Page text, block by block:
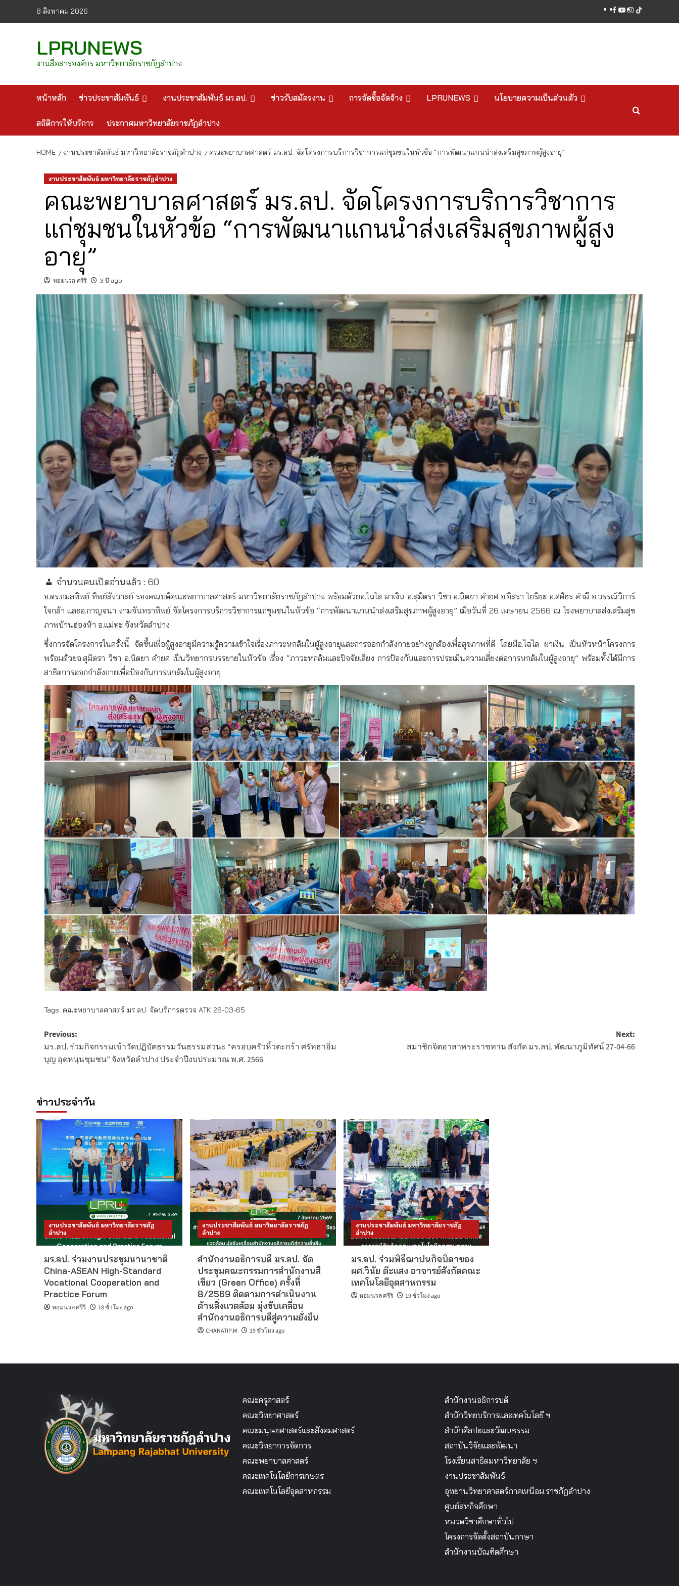
8 สิงหาคม 2026 facebook
youtube
instagram
tiktok
LPRUNEWS
งานสื่อสารองค์กร มหาวิทยาลัยราชภัฏลำปาง
หน้าหลัก ข่าวประชาสัมพันธ์ งานประชาสัมพันธ์ มร.ลป. ข่าวรับสมัครงาน การจัดซื้อจัดจ้าง LPRUNEWS นโยบายความเป็นส่วนตัว
สถิติการให้บริการ ประกาศมหาวิทยาลัยราชภัฏลำปาง
HOME งานประชาสัมพันธ์ มหาวิทยาลัยราชภัฏลำปาง คณะพยาบาลศาสตร์ มร.ลป. จัดโครงการบริการวิชาการแก่ชุมชนในหัวข้อ “การพัฒนาแกนนำส่งเสริมสุขภาพผู้สูงอายุ”
งานประชาสัมพันธ์ มหาวิทยาลัยราชภัฏลำปาง
คณะพยาบาลศาสตร์ มร.ลป. จัดโครงการบริการวิชาการ
แก่ชุมชนในหัวข้อ “การพัฒนาแกนนำส่งเสริมสุขภาพผู้สูง
อายุ”
หอมนวล ศรีริ 3 ปี ago
จำนวนคนเปิดอ่านแล้ว : 60
อ.ดร.กมลทิพย์ ทิพย์สังวาลย์ รองคณบดีคณะพยาบาลศาสตร์ มหาวิทยาลัยราชภัฏลำปาง พร้อมด้วยอ.ไฉไล ผาเงิน อ.สุมิตรา วิชา อ.นิตยา คำยศ อ.อิสรา โยริยะ อ.ศศิธร คำมี อ.วรรณ์วิการ์
ใจกล้า และอ.กาญจนา งามจันทราทิพย์ จัดโครงการบริการวิชาการแก่ชุมชนในหัวข้อ “การพัฒนาแกนนำส่งเสริมสุขภาพผู้สูงอายุ” เมื่อวันที่ 26 เมษายน 2566 ณ โรงพยาบาลส่งเสริมสุข
ภาพบ้านฮ่องห้า อ.แม่ทะ จังหวัดลำปาง
ซึ่งการจัดโครงการในครั้งนี้ จัดขึ้นเพื่อผู้สูงอายุมีความรู้ความเข้าใจเรื่องภาวะหกล้มในผู้สูงอายุและการออกกำลังกายอย่างถูกต้องเพื่อสุขภาพที่ดี โดยมีอ.ไฉไล ผาเงิน เป็นหัวหน้าโครงการ
พร้อมด้วยอ.สุมิตรา วิชา อ.นิตยา คำยศ เป็นวิทยากรบรรยายในหัวข้อ เรื่อง “ภาวะหกล้มและปัจจัยเสี่ยง การป้องกันและการประเมินความเสี่ยงต่อการหกล้มในผู้สูงอายุ” พร้อมทั้งได้มีการ
สาธิตการออกกำลังกายเพื่อป้องกันการหกล้มในผู้สูงอายุ
Tags: คณะพยาบาลศาสตร์ มร.ลป. จัดบริการตรวจ ATK 26-03-65
Post
navigation
Previous:
มร.ลป. ร่วมกิจกรรมเข้าวัดปฏิบัตธรรมวันธรรมสวนะ “ครอบครัวหิ้วตะกร้า ศรัทธาอิ่ม
บุญ อุดหนุนชุมชน” จังหวัดลำปาง ประจำปีงบประมาณ พ.ศ. 2566
Next:
สมาชิกจิตอาสาพระราชทาน สังกัด มร.ลป. พัฒนาภูมิทัศน์ 27-04-66
ข่าวประจำวัน
งานประชาสัมพันธ์ มหาวิทยาลัยราชภัฏ
ลำปาง
มร.ลป. ร่วมงานประชุมนานาชาติ
China-ASEAN High-Standard
Vocational Cooperation and
Practice Forum
หอมนวล ศรีริ 18 ชั่วโมง ago
งานประชาสัมพันธ์ มหาวิทยาลัยราชภัฏ
ลำปาง
สำนักงานอธิการบดี มร.ลป. จัด
ประชุมคณะกรรมการสำนักงานสี
เขียว (Green Office) ครั้งที่
8/2569 ติดตามการดำเนินงาน
ด้านสิ่งแวดล้อม มุ่งขับเคลื่อน
สำนักงานอธิการบดีสู่ความยั่งยืน
CHANATIP.M 19 ชั่วโมง ago
งานประชาสัมพันธ์ มหาวิทยาลัยราชภัฏ
ลำปาง
มร.ลป. ร่วมพิธีฌาปนกิจบิดาของ
ผศ.วินัย ต๊ะแสง อาจารย์สังกัดคณะ
เทคโนโลยีอุตสาหกรรม
หอมนวล ศรีริ 19 ชั่วโมง ago
คณะครุศาสตร์
คณะวิทยาศาสตร์
คณะมนุษยศาสตร์และสังคมศาสตร์
คณะวิทยาการจัดการ
คณะพยาบาลศาสตร์
คณะเทคโนโลยีการเกษตร
คณะเทคโนโลยีอุตสาหกรรม
สำนักงานอธิการบดี
สำนักวิทยบริการและเทคโนโลยี ฯ
สำนักศิลปะและวัฒนธรรม
สถาบันวิจัยและพัฒนา
โรงเรียนสาธิตมหาวิทยาลัย ฯ
งานประชาสัมพันธ์
อุทยานวิทยาศาสตร์ภาคเหนือม.ราชภัฏลำปาง
ศูนย์สหกิจศึกษา
หมวดวิชาศึกษาทั่วไป
โครงการจัดตั้งสถาบันภาษา
สำนักงานบัณฑิตศึกษา